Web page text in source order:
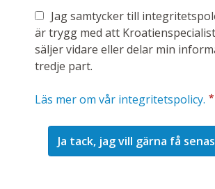
Jag samtycker till
är trygg med att
säljer vidare eller delar min
tredje part.
Läs mer om vår integritetspolicy. *